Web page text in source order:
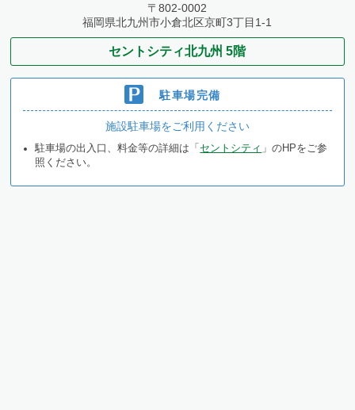
〒802-0002
福岡県北九州市小倉北区京町3丁目1-1
セントシティ北九州 5階
駐車場完備
施設駐車場をご利用ください
駐車場の出入口、料金等の詳細は「 セントシティ 」のHPをご参
照ください。